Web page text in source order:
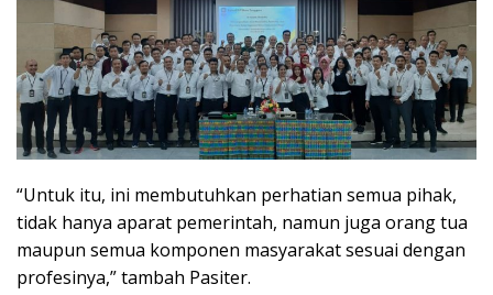
“Untuk itu, ini membutuhkan perhatian semua pihak,
tidak hanya aparat pemerintah, namun juga orang tua
maupun semua komponen masyarakat sesuai dengan
profesinya,” tambah Pasiter.